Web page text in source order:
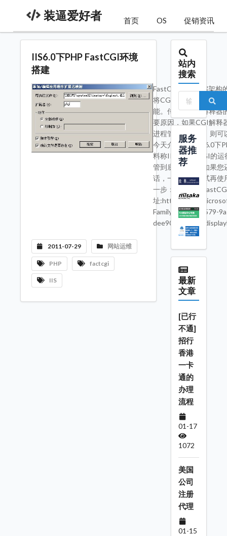
装逼爱好者 首页 OS 促销资讯
IIS6.0下PHP FastCGI环境
搭建
FastCGI是可伸缩架构
将CGI解释器进程保持
能。传统的CGI解释器
要原因，如果CGI解释
进程管理器调度，则
今天介绍一下IIS6.0下
料称IIS下FastCGI的
管到底怎么样，如果
话，一定要先测试再
一步：下载安装
址:http://
FamilyID=2d481579-
2011-07-29 网站运维
PHP factcgi
IIS
站内
搜索
服务
器推
荐
最新
文章
[已行
不通]
招行
香港
一卡
通的
办理
流程
01-17
1072
美国
公司
注册
代理
01-15